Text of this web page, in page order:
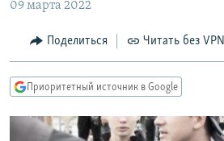
Вернутся
Вернутся
поиску
МНЕНИЯ
КУЛЬТУРА
КАВКАЗ.РЕАЛИИ
СЕВЕР.РЕАЛИИ
09 марта 2022
Поделиться Читать без VPN
Приоритетный источник в Google